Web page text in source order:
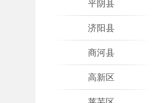
平阴县
济阳县
商河县
高新区